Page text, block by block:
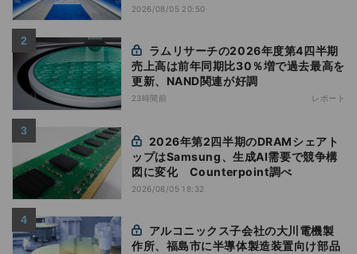
2026/08/05 20:50
売上高は前年同期比30％増で過去最高を
更新、NAND関連が好調
23時間前 レポート
ップはSamsung、生成AI需要で競争構
図に変化 Counterpoint調べ
2026/08/05 18:32
作所、福島市に半導体製造装置向け部品